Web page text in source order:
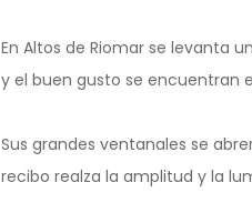
En Altos de Riomar se levanta
y el buen gusto se encuentran
Sus grandes ventanales se
recibo realza la amplitud y la